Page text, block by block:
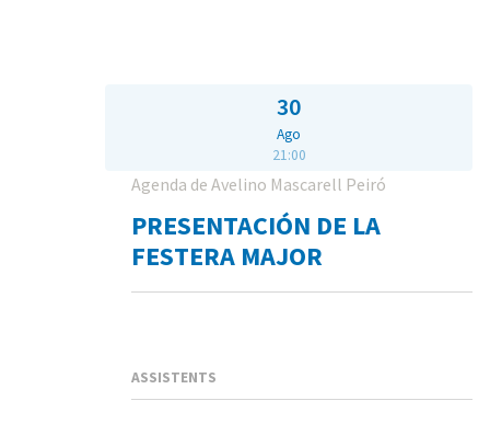
30
Ago
21:00
Agenda de Avelino Mascarell Peiró
PRESENTACIÓN DE LA
FESTERA MAJOR
ASSISTENTS